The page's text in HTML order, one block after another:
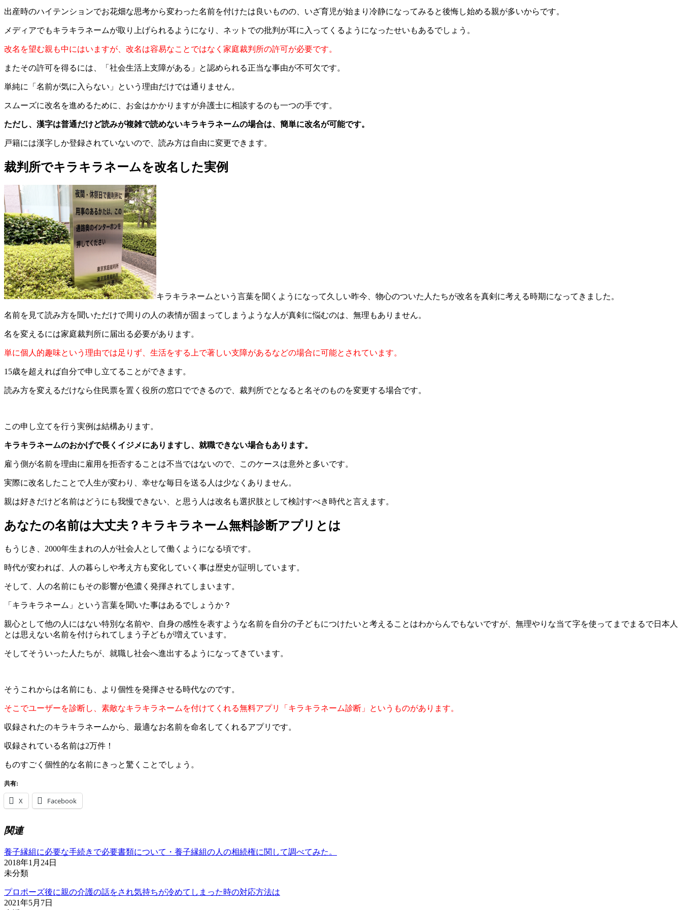
出産時のハイテンションでお花畑な思考から変わった名前を付けたは良いものの、いざ育児が始まり冷静になってみると後悔し始める親が多いからです。
メディアでもキラキラネームが取り上げられるようになり、ネットでの批判が耳に入ってくるようになったせいもあるでしょう。
改名を望む親も中にはいますが、改名は容易なことではなく家庭裁判所の許可が必要です。
またその許可を得るには、「社会生活上支障がある」と認められる正当な事由が不可欠です。
単純に「名前が気に入らない」という理由だけでは通りません。
スムーズに改名を進めるために、お金はかかりますが弁護士に相談するのも一つの手です。
ただし、漢字は普通だけど読みが複雑で読めないキラキラネームの場合は、簡単に改名が可能です。
戸籍には漢字しか登録されていないので、読み方は自由に変更できます。
裁判所でキラキラネームを改名した実例
キラキラネームという言葉を聞くようになって久しい昨今、物心のついた人たちが改名を真剣に考える時期になってきました。
名前を見て読み方を聞いただけで周りの人の表情が固まってしまうような人が真剣に悩むのは、無理もありません。
名を変えるには家庭裁判所に届出る必要があります。
単に個人的趣味という理由では足りず、生活をする上で著しい支障があるなどの場合に可能とされています。
15歳を超えれば自分で申し立てることができます。
読み方を変えるだけなら住民票を置く役所の窓口でできるので、裁判所でとなると名そのものを変更する場合です。
この申し立てを行う実例は結構あります。
キラキラネームのおかげで長くイジメにありますし、就職できない場合もあります。
雇う側が名前を理由に雇用を拒否することは不当ではないので、このケースは意外と多いです。
実際に改名したことで人生が変わり、幸せな毎日を送る人は少なくありません。
親は好きだけど名前はどうにも我慢できない、と思う人は改名も選択肢として検討すべき時代と言えます。
あなたの名前は大丈夫？キラキラネーム無料診断アプリとは
もうじき、2000年生まれの人が社会人として働くようになる頃です。
時代が変われば、人の暮らしや考え方も変化していく事は歴史が証明しています。
そして、人の名前にもその影響が色濃く発揮されてしまいます。
「キラキラネーム」という言葉を聞いた事はあるでしょうか？
親心として他の人にはない特別な名前や、自身の感性を表すような名前を自分の子どもにつけたいと考えることはわからんでもないですが、無理やりな当て字を使ってまでまるで日本人
とは思えない名前を付けられてしまう子どもが増えています。
そしてそういった人たちが、就職し社会へ進出するようになってきています。
そうこれからは名前にも、より個性を発揮させる時代なのです。
そこでユーザーを診断し、素敵なキラキラネームを付けてくれる無料アプリ「キラキラネーム診断」というものがあります。
収録されたのキラキラネームから、最適なお名前を命名してくれるアプリです。
収録されている名前は2万件！
ものすごく個性的な名前にきっと驚くことでしょう。
共有:
X Facebook
関連
養子縁組に必要な手続きで必要書類について・養子縁組の人の相続権に関して調べてみた。
2018年1月24日
未分類
プロポーズ後に親の介護の話をされ気持ちが冷めてしまった時の対応方法は
2021年5月7日